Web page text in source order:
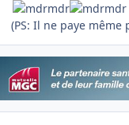
(PS: Il ne paye même